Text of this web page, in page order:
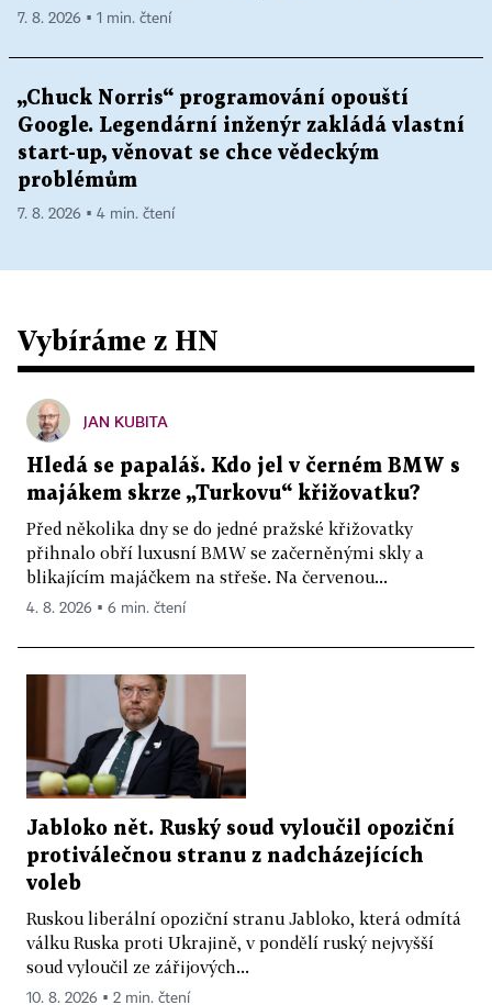
7. 8. 2026 ▪ 1 min. čtení
„Chuck Norris“ programování opouští
Google. Legendární inženýr zakládá vlastní
start-up, věnovat se chce vědeckým
problémům
7. 8. 2026 ▪ 4 min. čtení
Vybíráme z HN
JAN KUBITA
Hledá se papaláš. Kdo jel v černém BMW s
majákem skrze „Turkovu“ křižovatku?
Před několika dny se do jedné pražské křižovatky
přihnalo obří luxusní BMW se začerněnými skly a
blikajícím majáčkem na střeše. Na červenou...
4. 8. 2026 ▪ 6 min. čtení
Jabloko nět. Ruský soud vyloučil opoziční
protiválečnou stranu z nadcházejících
voleb
Ruskou liberální opoziční stranu Jabloko, která odmítá
válku Ruska proti Ukrajině, v pondělí ruský nejvyšší
soud vyloučil ze zářijových...
10. 8. 2026 ▪ 2 min. čtení